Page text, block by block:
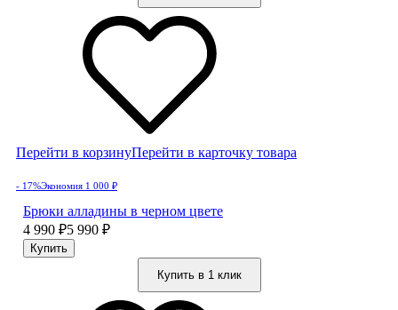
Перейти в корзинуПерейти в карточку товара
- 17%Экономия 1 000 ₽
Брюки алладины в черном цвете
4 990 ₽5 990 ₽
Купить в 1 клик